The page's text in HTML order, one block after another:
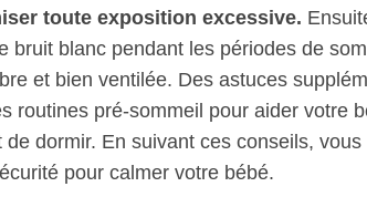
toute exposition excessive.
bruit blanc pendant les périodes de
et bien ventilée. Des astuces
routines pré-sommeil pour aider votre
dormir. En suivant ces conseils,
pour calmer votre bébé.